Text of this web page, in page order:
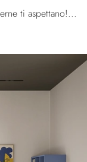
Le più esclusive camerette per ragazzi moderne ti aspettano! Scopri il modello Golf Y112 di Colombini Casa.